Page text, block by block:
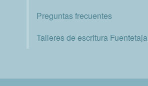
Preguntas frecuentes
Talleres de escritura Fuentetaja